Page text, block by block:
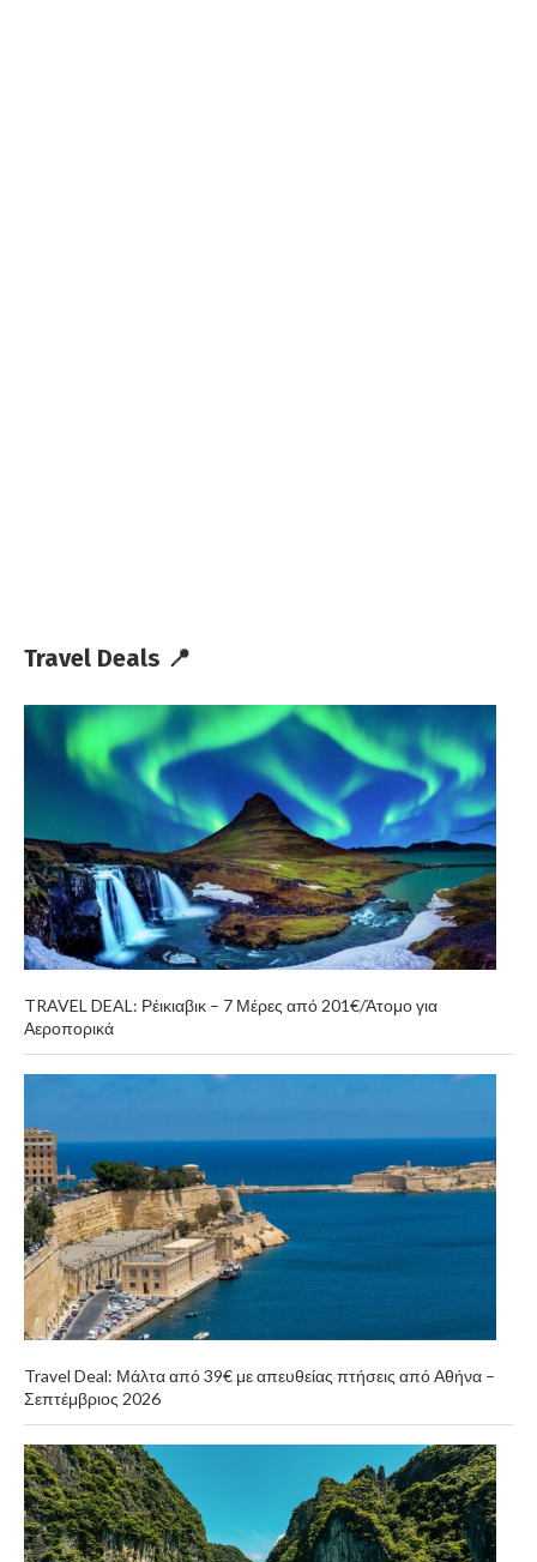
Travel Deals 📍
TRAVEL DEAL: Ρέικιαβικ – 7 Μέρες από 201€/Άτομο για
Αεροπορικά
Travel Deal: Μάλτα από 39€ με απευθείας πτήσεις από Αθήνα –
Σεπτέμβριος 2026